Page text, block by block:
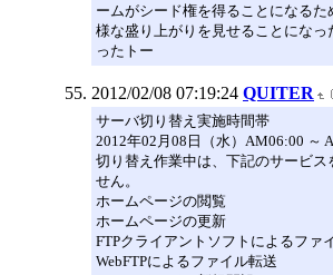
ームがシード権を得ることになる
様な盛り上がりを見せることになっ
ったトー
2012/02/08 07:19:24 QUITER
サーバ切り替え実施時間帯
2012年02月08日（水）AM06:00 ～
切り替え作業中は、下記のサービス
せん。
ホームページの閲覧
ホームページの更新
FTPクライアントソフトによるファ
WebFTPによるファイル転送